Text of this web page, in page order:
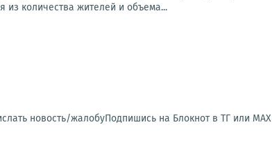
из количества жителей и объема...
новость/жалобуПодпишись на Блокнот в ТГ или МАХ